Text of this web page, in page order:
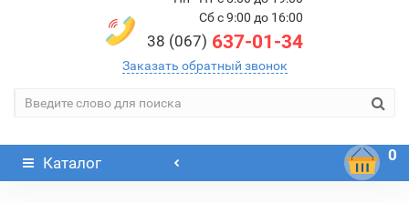
Сб с 9:00 до 16:00
38 (067) 637-01-34
Заказать обратный звонок
Каталог 0